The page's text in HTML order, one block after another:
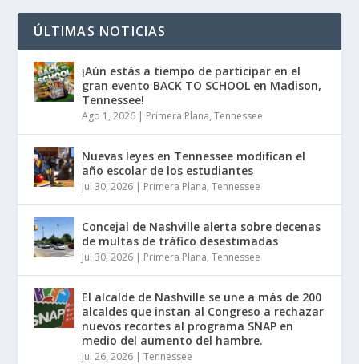
ÚLTIMAS NOTICIAS
¡Aún estás a tiempo de participar en el
gran evento BACK TO SCHOOL en Madison,
Tennessee!
Ago 1, 2026 | Primera Plana,Tennessee
Nuevas leyes en Tennessee modifican el
año escolar de los estudiantes
Jul 30, 2026 | Primera Plana,Tennessee
Concejal de Nashville alerta sobre decenas
de multas de tráfico desestimadas
Jul 30, 2026 | Primera Plana,Tennessee
El alcalde de Nashville se une a más de 200
alcaldes que instan al Congreso a rechazar
nuevos recortes al programa SNAP en
medio del aumento del hambre.
Jul 26, 2026 |Tennessee